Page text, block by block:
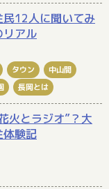
民12人に聞いてみ
リアル
タウン
中山間
長岡とは
火とラジオ”？大
体験記